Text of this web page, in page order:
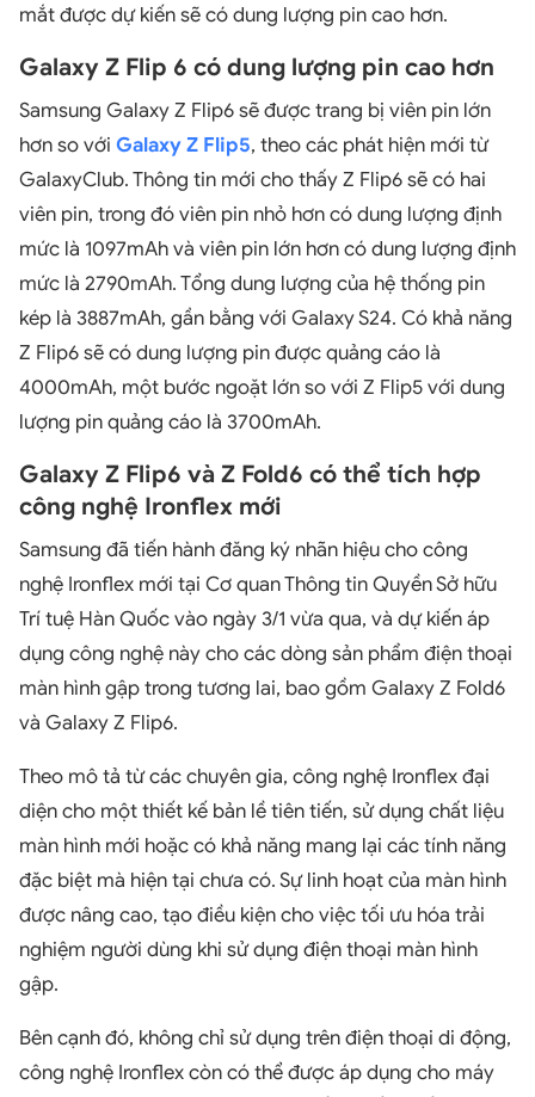
mắt được dự kiến sẽ có dung lượng pin cao hơn.
Galaxy Z Flip 6 có dung lượng pin cao hơn
Samsung Galaxy Z Flip6 sẽ được trang bị viên pin lớn
hơn so với Galaxy Z Flip5, theo các phát hiện mới từ
GalaxyClub. Thông tin mới cho thấy Z Flip6 sẽ có hai
viên pin, trong đó viên pin nhỏ hơn có dung lượng định
mức là 1097mAh và viên pin lớn hơn có dung lượng định
mức là 2790mAh. Tổng dung lượng của hệ thống pin
kép là 3887mAh, gần bằng với Galaxy S24. Có khả năng
Z Flip6 sẽ có dung lượng pin được quảng cáo là
4000mAh, một bước ngoặt lớn so với Z Flip5 với dung
lượng pin quảng cáo là 3700mAh.
Galaxy Z Flip6 và Z Fold6 có thể tích hợp
công nghệ Ironflex mới
Samsung đã tiến hành đăng ký nhãn hiệu cho công
nghệ Ironflex mới tại Cơ quan Thông tin Quyền Sở hữu
Trí tuệ Hàn Quốc vào ngày 3/1 vừa qua, và dự kiến áp
dụng công nghệ này cho các dòng sản phẩm điện thoại
màn hình gập trong tương lai, bao gồm Galaxy Z Fold6
và Galaxy Z Flip6.
Theo mô tả từ các chuyên gia, công nghệ Ironflex đại
diện cho một thiết kế bản lề tiên tiến, sử dụng chất liệu
màn hình mới hoặc có khả năng mang lại các tính năng
đặc biệt mà hiện tại chưa có. Sự linh hoạt của màn hình
được nâng cao, tạo điều kiện cho việc tối ưu hóa trải
nghiệm người dùng khi sử dụng điện thoại màn hình
gập.
Bên cạnh đó, không chỉ sử dụng trên điện thoại di động,
công nghệ Ironflex còn có thể được áp dụng cho máy